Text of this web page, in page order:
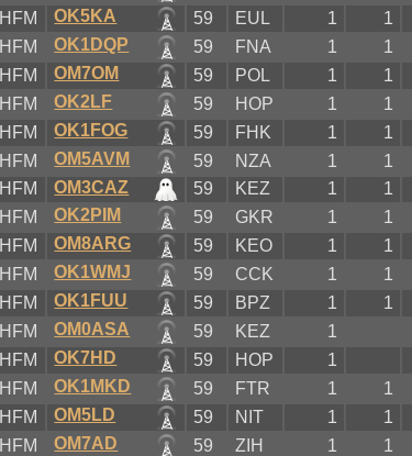
HFM OK5KA 59 EUL 1
1
HFM OK1DQP 59 FNA 1
1
HFM OM7OM 59 POL 1
1
HFM OK2LF 59 HOP 1
1
HFM OK1FOG 59 FHK 1
1
HFM OM5AVM 59 NZA 1
1
HFM OM3CAZ 59 KEZ 1
1
HFM OK2PIM 59 GKR 1
1
HFM OM8ARG 59 KEO 1
1
HFM OK1WMJ 59 CCK 1
1
HFM OK1FUU 59 BPZ 1
1
HFM OM0ASA 59 KEZ
1
HFM OK7HD 59 HOP
1
HFM OK1MKD 59 FTR 1
1
HFM OM5LD 59 NIT 1
1
HFM OM7AD 59 ZIH 1
1